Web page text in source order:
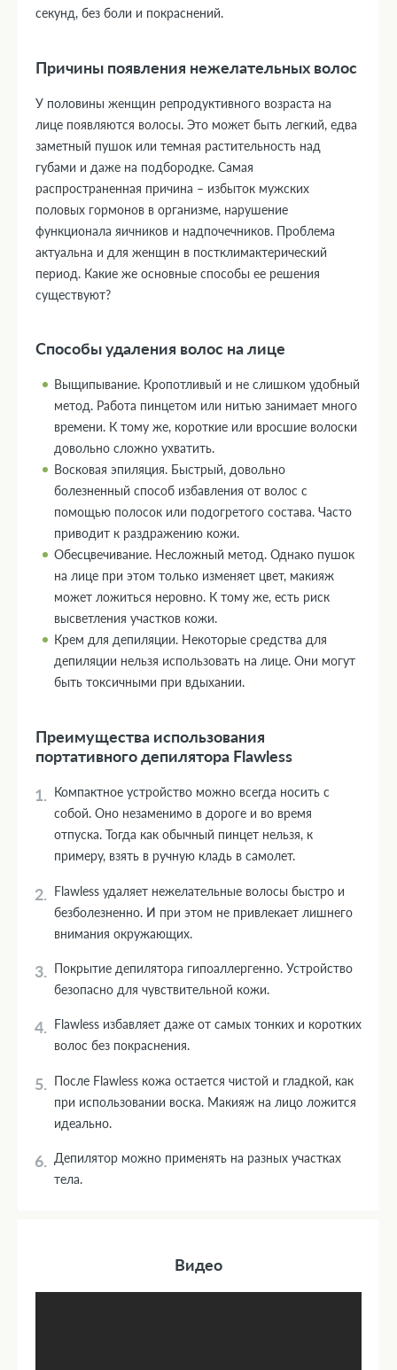
секунд, без боли и покраснений.
Причины появления нежелательных волос
У половины женщин репродуктивного возраста на
лице появляются волосы. Это может быть легкий, едва
заметный пушок или темная растительность над
губами и даже на подбородке. Самая
распространенная причина – избыток мужских
половых гормонов в организме, нарушение
функционала яичников и надпочечников. Проблема
актуальна и для женщин в постклимактерический
период. Какие же основные способы ее решения
существуют?
Способы удаления волос на лице
Выщипывание. Кропотливый и не слишком удобный
метод. Работа пинцетом или нитью занимает много
времени. К тому же, короткие или вросшие волоски
довольно сложно ухватить.
Восковая эпиляция. Быстрый, довольно
болезненный способ избавления от волос с
помощью полосок или подогретого состава. Часто
приводит к раздражению кожи.
Обесцвечивание. Несложный метод. Однако пушок
на лице при этом только изменяет цвет, макияж
может ложиться неровно. К тому же, есть риск
высветления участков кожи.
Крем для депиляции. Некоторые средства для
депиляции нельзя использовать на лице. Они могут
быть токсичными при вдыхании.
Преимущества использования
портативного депилятора Flawless
Компактное устройство можно всегда носить с
собой. Оно незаменимо в дороге и во время
отпуска. Тогда как обычный пинцет нельзя, к
примеру, взять в ручную кладь в самолет.
Flawless удаляет нежелательные волосы быстро и
безболезненно. И при этом не привлекает лишнего
внимания окружающих.
Покрытие депилятора гипоаллергенно. Устройство
безопасно для чувствительной кожи.
Flawless избавляет даже от самых тонких и коротких
волос без покраснения.
После Flawless кожа остается чистой и гладкой, как
при использовании воска. Макияж на лицо ложится
идеально.
Депилятор можно применять на разных участках
тела.
Видео